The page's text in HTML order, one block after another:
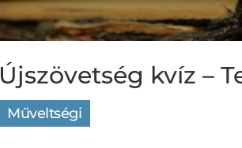
Újszövetség kvíz –
Műveltségi